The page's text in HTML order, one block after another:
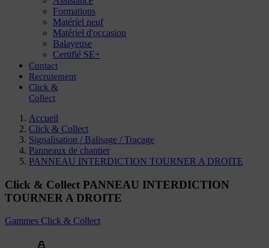
Formations
Matériel neuf
Matériel d'occasion
Balayeuse
Certifié SE+
Contact
Recrutement
Click &
Collect
Accueil
Click & Collect
Signalisation / Balisage / Traçage
Panneaux de chantier
PANNEAU INTERDICTION TOURNER A DROITE
Click & Collect PANNEAU INTERDICTION
TOURNER A DROITE
Gammes Click & Collect